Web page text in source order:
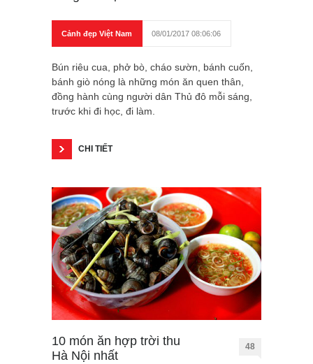
Cảnh đẹp Việt Nam 08/01/2017 08:06:06
Bún riêu cua, phở bò, cháo sườn, bánh cuốn,
bánh giò nóng là những món ăn quen thân,
đồng hành cùng người dân Thủ đô mỗi sáng,
trước khi đi học, đi làm.
CHI TIẾT
10 món ăn hợp trời thu
Hà Nội nhất
48